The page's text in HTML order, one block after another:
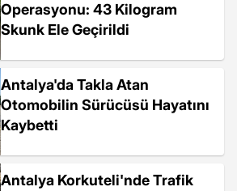
Operasyonu: 43 Kilogram
Skunk Ele Geçirildi
Antalya'da Takla Atan
Otomobilin Sürücüsü Hayatını
Kaybetti
Antalya Korkuteli'nde Trafik